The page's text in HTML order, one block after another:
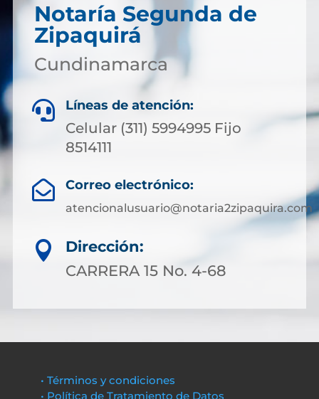
Notaría Segunda de
Zipaquirá
Cundinamarca
 Líneas de atención:
Celular (311) 5994995 Fijo
8514111
 Correo electrónico:
atencionalusuario@notaria2zipaquira.com

Dirección:
CARRERA 15 No. 4-68
• Términos y condiciones
• Política de Tratamiento de Datos